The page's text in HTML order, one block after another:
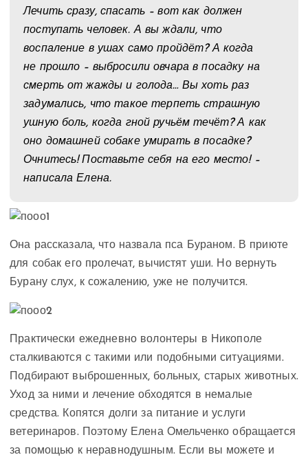
Лечить сразу, спасать – вот как должен
поступать человек. А вы ждали, что
воспаление в ушах само пройдёт? А когда
не прошло – выбросили овчара в посадку на
смерть от жажды и голода… Вы хоть раз
задумались, что такое терпеть страшную
ушную боль, когда гной ручьём течёт? А как
оно домашней собаке умирать в посадке?
Очнитесь! Поставьте себя на его место! –
написала Елена.
Она рассказала, что назвала пса Бураном. В приюте
для собак его пролечат, вычистят уши. Но вернуть
Бурану слух, к сожалению, уже не получится.
Практически ежедневно волонтеры в Никополе
сталкиваются с такими или подобными ситуациями.
Подбирают выброшенных, больных, старых животных.
Уход за ними и лечение обходятся в немалые
средства. Копятся долги за питание и услуги
ветеринаров. Поэтому Елена Омельченко обращается
за помощью к неравнодушным. Если вы можете и